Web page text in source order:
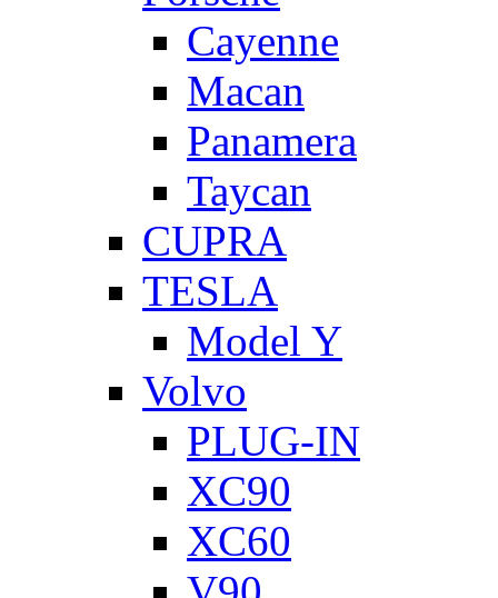
Cayenne
Macan
Panamera
Taycan
CUPRA
TESLA
Model Y
Volvo
PLUG-IN
XC90
XC60